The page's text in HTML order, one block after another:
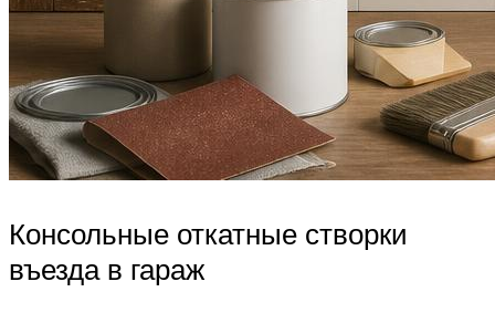
Консольные откатные створки
въезда в гараж